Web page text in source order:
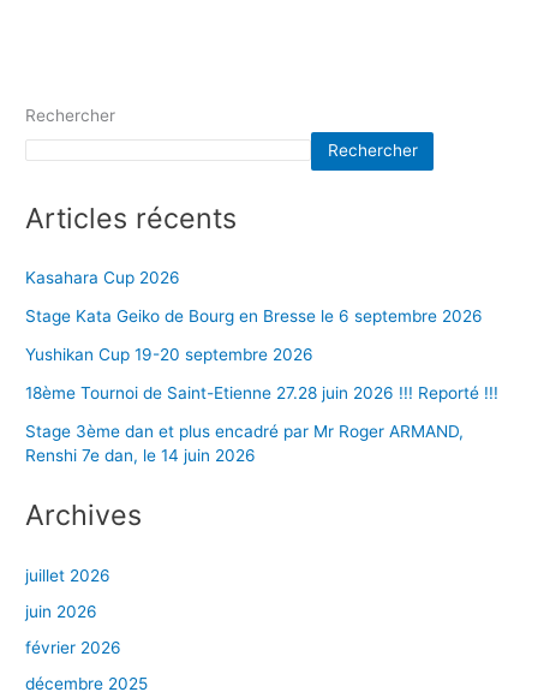
Rechercher
Rechercher
Articles récents
Kasahara Cup 2026
Stage Kata Geiko de Bourg en Bresse le 6 septembre 2026
Yushikan Cup 19-20 septembre 2026
18ème Tournoi de Saint-Etienne 27.28 juin 2026 !!! Reporté !!!
Stage 3ème dan et plus encadré par Mr Roger ARMAND,
Renshi 7e dan, le 14 juin 2026
Archives
juillet 2026
juin 2026
février 2026
décembre 2025